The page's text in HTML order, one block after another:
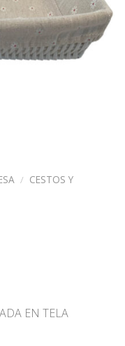
/ CESTOS Y
EN TELA